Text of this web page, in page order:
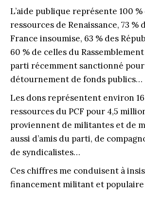
L’aide publique représente 100 %
ressources de Renaissance, 73 %
France insoumise, 63 % des
60 % de celles du
parti récemment sanctionné pour
détournement de fonds publics…
Les dons représentent environ 16
ressources du PCF pour 4,5
proviennent de militantes et de
aussi d’amis du parti, de
de syndicalistes…
Ces chiffres me conduisent à
financement militant et populaire